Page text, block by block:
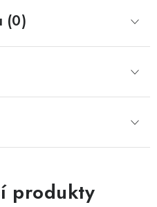
(0)
produkty